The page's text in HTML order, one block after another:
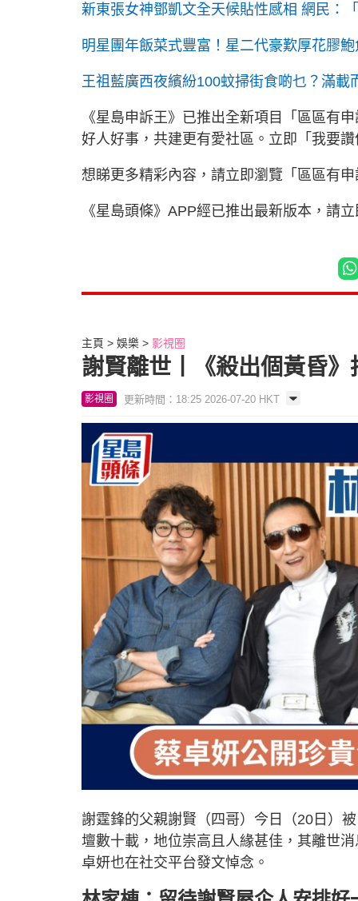
新東張女神鄧凱文全天候貼性感相 網民：
明星團年飯菜式豐富！星二代豪歎厚花膠
王祖藍廣西夜繽紛100蚊掃街食啲乜？滿載
《星島申訴王》已推出全新項目「區區有
好人好事，共建更有愛社區。立即「我要
想睇更多精彩內容，請立即瀏覽「區區有
《星島頭條》APP經已推出最新版本，請
主頁 娛樂 影視圈
謝賢離世丨《殺出個黃昏
影視圈 更新時間：18:25 2026-07-20 HKT
謝霆鋒的父親謝賢（四哥）今日（20日）
壇數十載，地位崇高且人緣甚佳，其離世
卓妍也在社交平台發文悼念。